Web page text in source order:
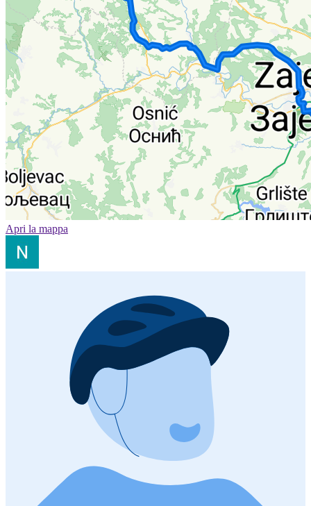
Apri la mappa